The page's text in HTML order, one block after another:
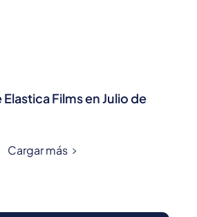
Films en Julio de
Cargar más